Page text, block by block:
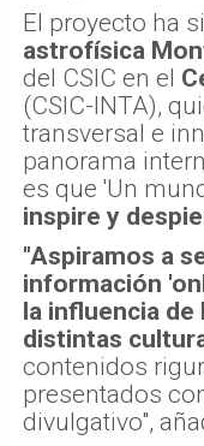
El proyecto ha
astrofísica
del CSIC en el
(CSIC-INTA),
transversal e
panorama
es que 'Un
inspire y
"Aspiramos a
información
la influencia de
distintas
contenidos
presentados
divulgativo",